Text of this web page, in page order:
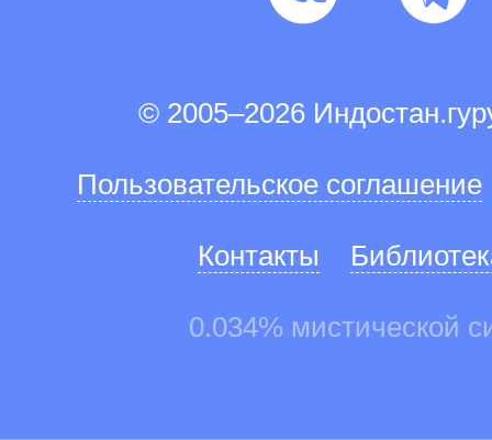
© 2005–2026
Пользовательское соглашение
Контакты
0.034% мистической